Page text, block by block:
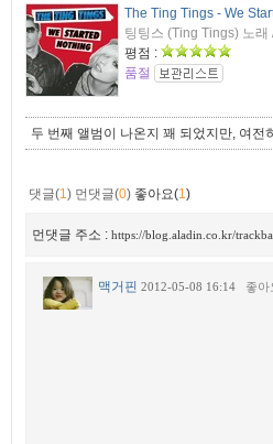
The Ting Tings - We
팅팅스 (Ting Tings) 노
평점 :
품절
두 번째 앨범이 나온지 꽤 되었지만, 여
댓글(1) 먼댓글(0) 좋아요(1)
먼댓글 주소 : https://blog.aladin.co.kr/
맥거핀 2012-05-08 16:14 좋아